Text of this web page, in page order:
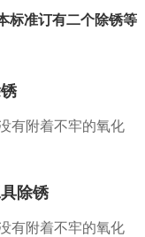
标准订有二个除锈等
有附着不牢的氧化
除锈
有附着不牢的氧化